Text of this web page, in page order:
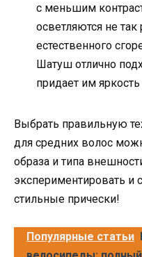
с меньшим
осветляются не
естественного
Шатуш отлично
придает им
Выбрать правильную
для средних волос
образа и типа
экспериментировать и
стильные прически!
Популярные статьи